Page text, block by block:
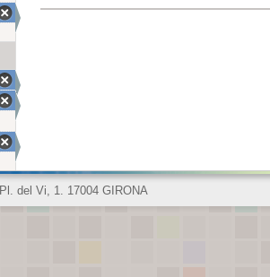
Pl. del Vi, 1. 17004 GIRONA